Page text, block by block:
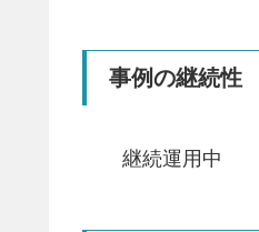
事例の継続性
継続運用中